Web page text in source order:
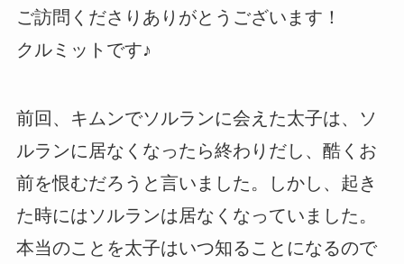
ご訪問くださりありがとうございます！
クルミットです♪
前回、キムンでソルランに会えた太子は、ソ
ルランに居なくなったら終わりだし、酷くお
前を恨むだろうと言いました。しかし、起き
た時にはソルランは居なくなっていました。
本当のことを太子はいつ知ることになるので